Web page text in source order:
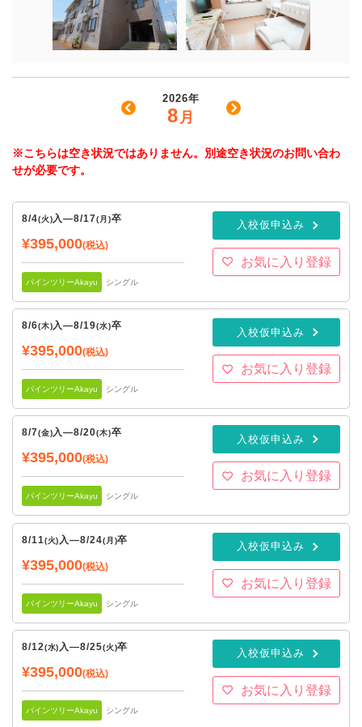
2026年
8 月
※こちらは空き状況ではありません。別途空き状況のお問い合わ
せが必要です。
8/4(火)入—8/17(月)卒
¥395,000(税込)
パインツリーAkayu シングル
入校仮申込み
お気に入り登録
8/6(木)入—8/19(水)卒
¥395,000(税込)
パインツリーAkayu シングル
入校仮申込み
お気に入り登録
8/7(金)入—8/20(木)卒
¥395,000(税込)
パインツリーAkayu シングル
入校仮申込み
お気に入り登録
8/11(火) 入—8/24(月)卒
¥395,000(税込)
パインツリーAkayu シングル
入校仮申込み
お気に入り登録
8/12(水) 入—8/25(火)卒
¥395,000(税込)
パインツリーAkayu シングル
入校仮申込み
お気に入り登録